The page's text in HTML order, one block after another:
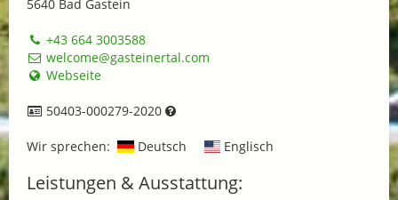
5640 Bad Gastein
+43 664 3003588
welcome@gasteinertal.com
Webseite
50403-000279-2020
Wir sprechen: Deutsch Englisch
Leistungen & Ausstattung: